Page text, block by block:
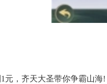
元，齐天大圣带你争霸山海!